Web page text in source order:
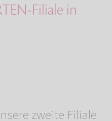
Filiale in
zweite Filiale